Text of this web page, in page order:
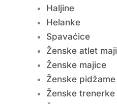
Haljine
Helanke
Spavaćice
Ženske atlet
Ženske majice
Ženske pidžame
Ženske trenerke